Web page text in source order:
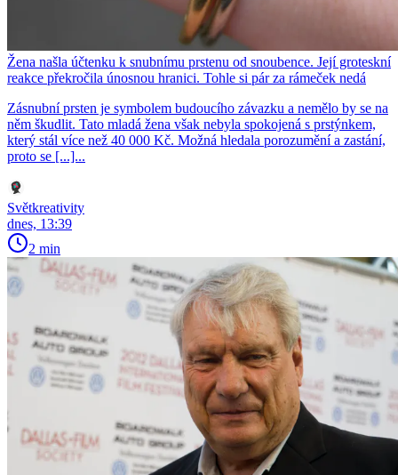
Žena našla účtenku k snubnímu prstenu od snoubence. Její groteskní
reakce překročila únosnou hranici. Tohle si pár za rámeček nedá
Zásnubní prsten je symbolem budoucího závazku a nemělo by se na
něm škudlit. Tato mladá žena však nebyla spokojená s prstýnkem,
který stál více než 40 000 Kč. Možná hledala porozumění a zastání,
proto se [...]...
Světkreativity
dnes, 13:39
2 min